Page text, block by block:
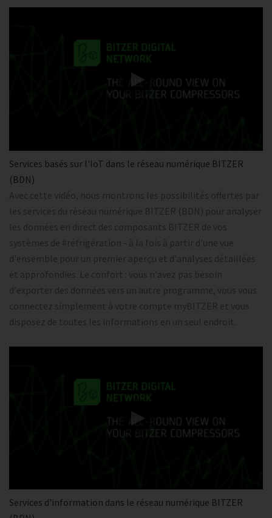
Services basés sur l'IoT dans le réseau numérique BITZER
(BDN)
Avec cette vidéo, nous montrons les possibilités offertes par
les services du réseau numérique BITZER (BDN) pour analyser
les données en direct des composants BITZER de vos
systèmes de #réfrigération - à la fois à partir d'une vue
d'ensemble pour un premier aperçu et d'analyses détaillées
et approfondies. Le confort : vous n'avez pas besoin
d'exporter des données vers un autre programme, vous vous
connectez simplement à votre compte myBITZER et vous
disposez de toutes les informations en un seul endroit.
Services d'information dans le réseau numérique BITZER